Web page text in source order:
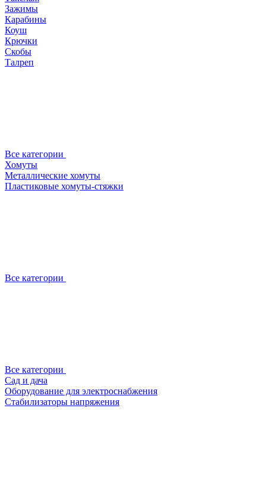
Зажимы
Карабины
Коуш
Крючки
Скобы
Талреп
Все категории
Хомуты
Металлические хомуты
Пластиковые хомуты-стяжки
Все категории
Все категории
Сад и дача
Оборудование для электроснабжения
Стабилизаторы напряжения